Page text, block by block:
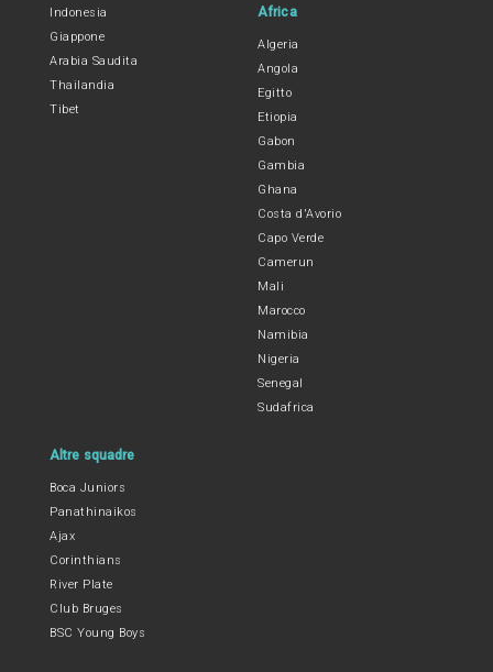
Indonesia
Giappone
Arabia Saudita
Thailandia
Tibet
Africa
Algeria
Angola
Egitto
Etiopia
Gabon
Gambia
Ghana
Costa d'Avorio
Capo Verde
Camerun
Mali
Marocco
Namibia
Nigeria
Senegal
Sudafrica
Altre squadre
Boca Juniors
Panathinaikos
Ajax
Corinthians
River Plate
Club Bruges
BSC Young Boys